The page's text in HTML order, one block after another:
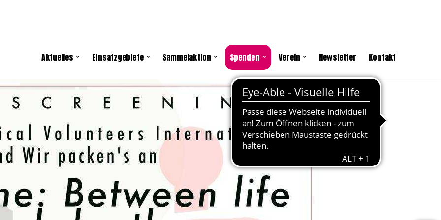
Aktuelles Einsatzgebiete Sammelaktion Spenden Verein Newsletter Kontakt